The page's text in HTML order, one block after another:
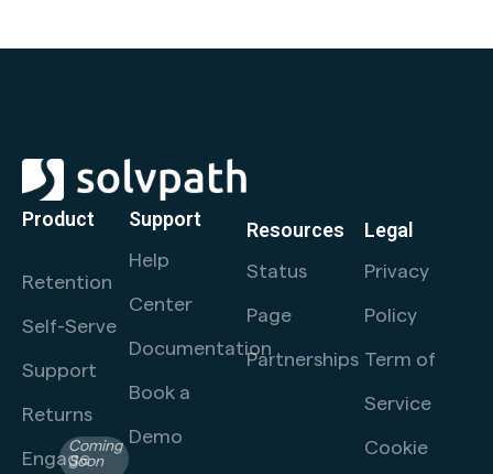
Product
Retention
Self-Serve
Support
Returns
Engage
Coming
Soon
Support
Help
Center
Documentation
Book a
Demo
Resources
Status
Page
Partnerships
Legal
Privacy
Policy
Term of
Service
Cookie